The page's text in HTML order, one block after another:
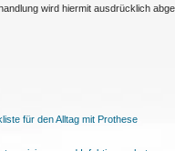
wird hiermit ausdrücklich
für den Alltag mit Prothese